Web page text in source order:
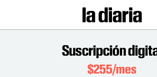
Suscripción
$255/mes